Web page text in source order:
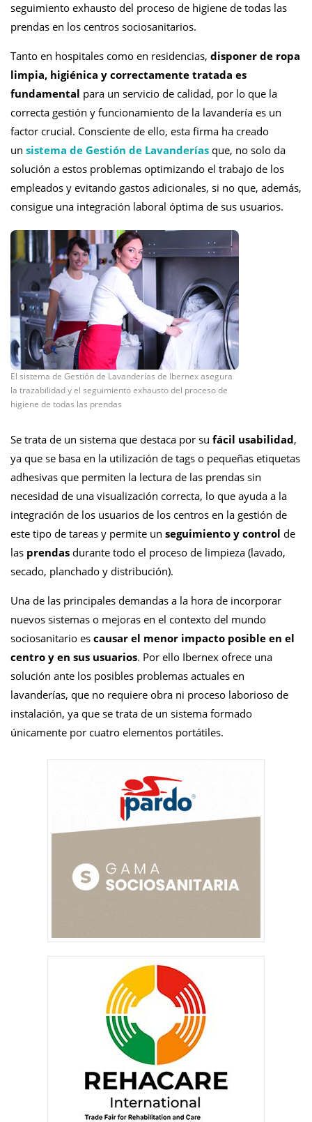
seguimiento exhausto del proceso de higiene de todas las
prendas en los centros sociosanitarios.
Tanto en hospitales como en residencias, disponer de ropa
limpia, higiénica y correctamente tratada es
fundamental para un servicio de calidad, por lo que la
correcta gestión y funcionamiento de la lavandería es un
factor crucial. Consciente de ello, esta firma ha creado
un sistema de Gestión de Lavanderías que, no solo da
solución a estos problemas optimizando el trabajo de los
empleados y evitando gastos adicionales, si no que, además,
consigue una integración laboral óptima de sus usuarios.
El sistema de Gestión de Lavanderías de Ibernex asegura
la trazabilidad y el seguimiento exhausto del proceso de
higiene de todas las prendas
Se trata de un sistema que destaca por su fácil usabilidad,
ya que se basa en la utilización de tags o pequeñas etiquetas
adhesivas que permiten la lectura de las prendas sin
necesidad de una visualización correcta, lo que ayuda a la
integración de los usuarios de los centros en la gestión de
este tipo de tareas y permite un seguimiento y control de
las prendas durante todo el proceso de limpieza (lavado,
secado, planchado y distribución).
Una de las principales demandas a la hora de incorporar
nuevos sistemas o mejoras en el contexto del mundo
sociosanitario es causar el menor impacto posible en el
centro y en sus usuarios. Por ello Ibernex ofrece una
solución ante los posibles problemas actuales en
lavanderías, que no requiere obra ni proceso laborioso de
instalación, ya que se trata de un sistema formado
únicamente por cuatro elementos portátiles.